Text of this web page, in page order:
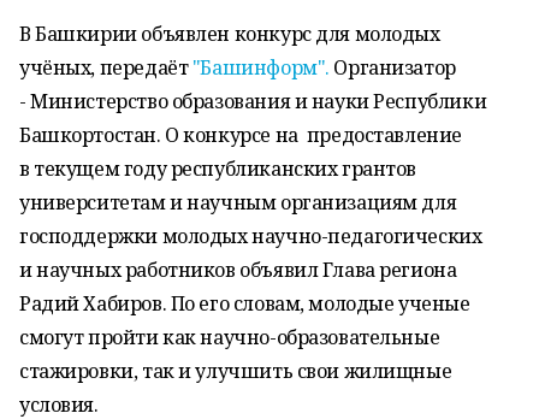
В Башкирии объявлен конкурс для молодых
учёных, передаёт"Башинформ". Организатор
- Министерство образования и науки Республики
Башкортостан. О конкурсе на предоставление
в текущем году республиканских грантов
университетам и научным организациям для
господдержки молодых научно-педагогических
и научных работников объявил Глава региона
Радий Хабиров. По его словам, молодые ученые
смогут пройти как научно-образовательные
стажировки, так и улучшить свои жилищные
условия.